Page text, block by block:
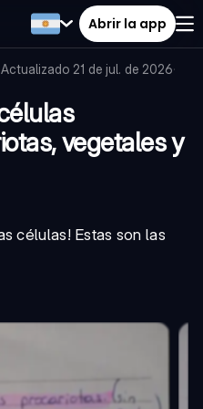
Abrir la app
Actualizado 21 de jul. de 2026·
vegetales y
células! Estas son las